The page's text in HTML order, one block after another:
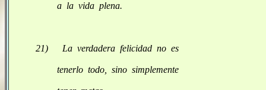
a la vida plena.
21) La verdadera felicidad no es
tenerlo todo, sino simplemente